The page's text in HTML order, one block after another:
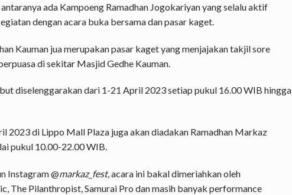
ada Kampoeng Ramadhan Jogokariyan yang selalu aktif
dengan acara buka bersama dan pasar kaget.
Kauman jua merupakan pasar kaget yang menjajakan takjil sore
di sekitar Masjid Gedhe Kauman.
diselenggarakan dari 1-21 April 2023 setiap pukul 16.00 WIB hingga
2023 di Lippo Mall Plaza juga akan diadakan Ramadhan Markaz
pukul 10.00-22.00 WIB.
Instagram @markaz_fest, acara ini bakal dimeriahkan oleh
The Pilanthropist, Samurai Pro dan masih banyak performance